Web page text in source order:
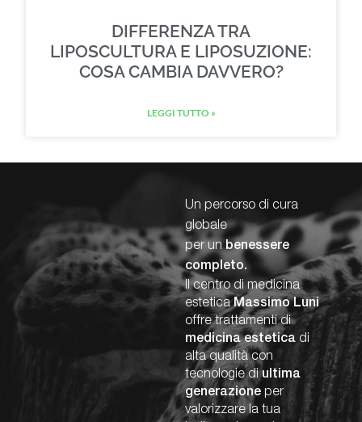
DIFFERENZA TRA
LIPOSCULTURA E LIPOSUZIONE:
COSA CAMBIA DAVVERO?
LEGGI TUTTO »
Un percorso di cura
globale
per unbenessere
completo.
Il centro di medicina
esteticaMassimo Luni
offre trattamenti di
medicina esteticadi
alta qualità con
tecnologie diultima
generazioneper
valorizzare la tua